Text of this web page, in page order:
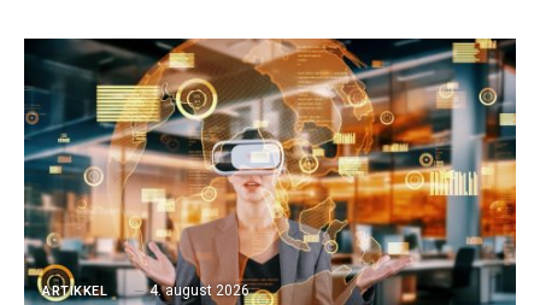
ARTIKKEL 4. august 2026